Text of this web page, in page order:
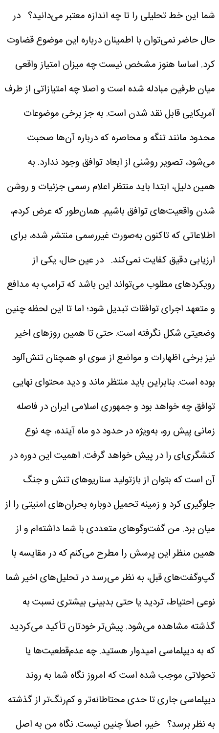
شما این خط تحلیلی را تا چه اندازه معتبر می‌دانید؟ در
حال حاضر نمی‌توان با اطمینان درباره این موضوع قضاوت
کرد. اساسا هنوز مشخص نیست چه میزان امتیاز واقعی
میان طرفین مبادله شده است و اصلا چه امتیازاتی از طرف
آمریکایی قابل نقد شدن است. به جز برخی موضوعات
محدود مانند تنگه و محاصره که درباره آن‌ها صحبت
می‌شود، تصویر روشنی از ابعاد توافق وجود ندارد. به
همین دلیل، ابتدا باید منتظر اعلام رسمی جزئیات و روشن
شدن واقعیت‌های توافق باشیم. همان‌طور که عرض کردم،
اطلاعاتی که تاکنون به‌صورت غیررسمی منتشر شده، برای
ارزیابی دقیق کفایت نمی‌کند. در عین حال، یکی از
رویکردهای مطلوب می‌تواند این باشد که ترامپ به مدافع
و متعهد اجرای توافقات تبدیل شود؛ اما تا این لحظه چنین
وضعیتی شکل نگرفته است. حتی تا همین روزهای اخیر
نیز برخی اظهارات و مواضع از سوی او همچنان تنش‌آلود
بوده است. بنابراین باید منتظر ماند و دید محتوای نهایی
توافق چه خواهد بود و جمهوری اسلامی ایران در فاصله
زمانی پیش رو، به‌ویژه در حدود دو ماه آینده، چه نوع
کنشگری‌ای را در پیش خواهد گرفت. اهمیت این دوره در
آن است که بتوان از بازتولید سناریوهای تنش و جنگ
جلوگیری کرد و زمینه تحمیل دوباره بحران‌های امنیتی را از
میان برد. من گفت‌وگوهای متعددی با شما داشته‌ام و از
همین منظر این پرسش را مطرح می‌کنم که در مقایسه با
گپ‌وگفت‌های قبل، به نظر می‌رسد در تحلیل‌های اخیر شما
نوعی احتیاط، تردید یا حتی بدبینی بیشتری نسبت به
گذشته مشاهده می‌شود. پیش‌تر خودتان تأکید می‌کردید
که به دیپلماسی امیدوار هستید. چه عدم‌قطعیت‌ها یا
تحولاتی موجب شده است که امروز نگاه شما به روند
دیپلماسی جاری تا حدی محتاطانه‌تر و کم‌رنگ‌تر از گذشته
به نظر برسد؟ خیر، اصلاً چنین نیست. نگاه من به اصل